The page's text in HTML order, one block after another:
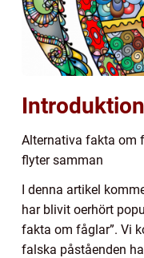
Alternativa fakta om
flyter samman
I denna artikel
har blivit oerhört
fakta om fåglar”. Vi
falska påståenden